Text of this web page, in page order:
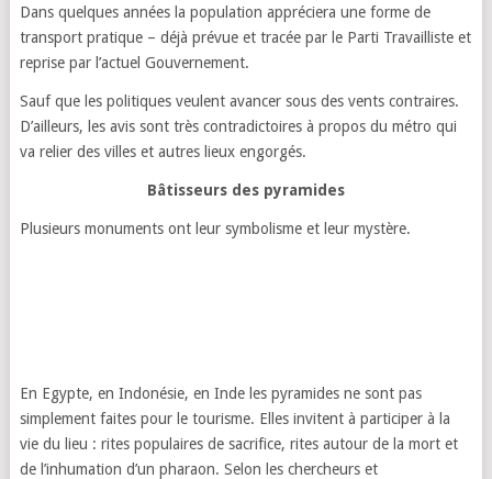
Dans quelques années la population appréciera une forme de
transport pratique – déjà prévue et tracée par le Parti Travailliste et
reprise par l’actuel Gouvernement.
Sauf que les politiques veulent avancer sous des vents contraires.
D’ailleurs, les avis sont très contradictoires à propos du métro qui
va relier des villes et autres lieux engorgés.
Bâtisseurs des pyramides
Plusieurs monuments ont leur symbolisme et leur mystère.
En Egypte, en Indonésie, en Inde les pyramides ne sont pas
simplement faites pour le tourisme. Elles invitent à participer à la
vie du lieu : rites populaires de sacrifice, rites autour de la mort et
de l’inhumation d’un pharaon. Selon les chercheurs et